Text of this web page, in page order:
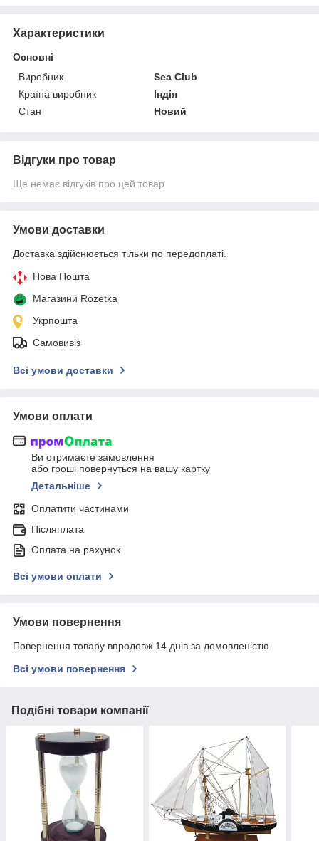
Характеристики
Основні
Виробник
Sea Club
Країна виробник
Індія
Стан
Новий
Відгуки про товар
Ще немає відгуків про цей товар
Умови доставки
Доставка здійснюється тільки по передоплаті.
Нова Пошта
Магазини Rozetka
Укрпошта
Самовивіз
Всі умови доставки
Умови оплати
Ви отримаєте замовлення
або гроші повернуться на вашу картку
Детальніше
Оплатити частинами
Післяплата
Оплата на рахунок
Всі умови оплати
Умови повернення
Повернення товару впродовж 14 днів за домовленістю
Всі умови повернення
Подібні товари компанії